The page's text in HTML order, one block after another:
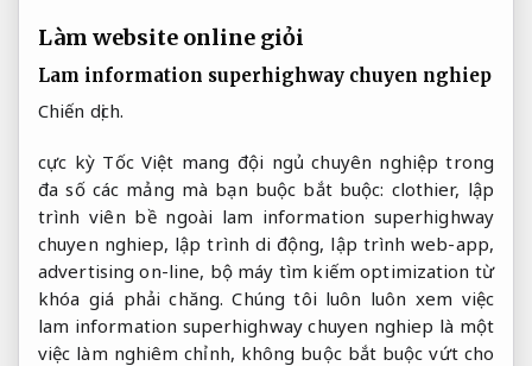
Làm website online giỏi
Lam information superhighway chuyen nghiep
Chiến dịch.
cực kỳ Tốc Việt mang đội ngủ chuyên nghiệp trong
đa số các mảng mà bạn buộc bắt buộc: clothier, lập
trình viên bề ngoài lam information superhighway
chuyen nghiep, lập trình di động, lập trình web-app,
advertising on-line, bộ máy tìm kiếm optimization từ
khóa giá phải chăng. Chúng tôi luôn luôn xem việc
lam information superhighway chuyen nghiep là một
việc làm nghiêm chỉnh, không buộc bắt buộc vứt cho